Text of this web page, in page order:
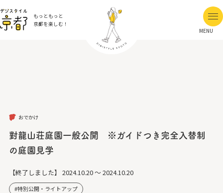
もっともっと
京都を楽しむ！
MENU
おでかけ
對龍山荘庭園一般公開 ※ガイドつき完全入替制
の庭園見学
【終了しました】 2024.10.20 ～ 2024.10.20
特別公開・ライトアップ